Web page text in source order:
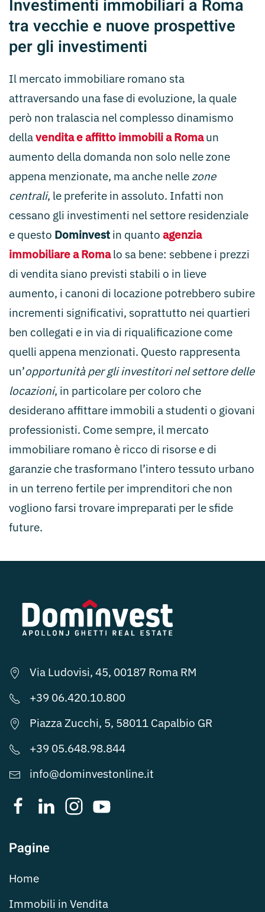
Investimenti immobiliari a Roma
tra vecchie e nuove prospettive
per gli investimenti
Il mercato immobiliare romano sta
attraversando una fase di evoluzione, la quale
però non tralascia nel complesso dinamismo
dellavendita e affitto immobili a Romaun
aumento della domanda non solo nelle zone
appena menzionate, ma anche nellezone
centrali, le preferite in assoluto. Infatti non
cessano gli investimenti nel settore residenziale
e questo Dominvest in quanto agenzia
immobiliare a Roma lo sa bene: sebbene i prezzi
di vendita siano previsti stabili o in lieve
aumento, i canoni di locazione potrebbero subire
incrementi significativi, soprattutto nei quartieri
ben collegati e in via di riqualificazione come
quelli appena menzionati. Questo rappresenta
un’opportunità per gli investitori nel settore delle
locazioni, in particolare per coloro che
desiderano affittare immobili a studenti o giovani
professionisti. Come sempre, il mercato
immobiliare romano è ricco di risorse e di
garanzie che trasformano l’intero tessuto urbano
in un terreno fertile per imprenditori che non
vogliono farsi trovare impreparati per le sfide
future.
Via Ludovisi, 45, 00187 Roma RM
+39 06.420.10.800
Piazza Zucchi, 5, 58011 Capalbio GR
+39 05.648.98.844
info@dominvestonline.it
Pagine
Home
Immobili in Vendita